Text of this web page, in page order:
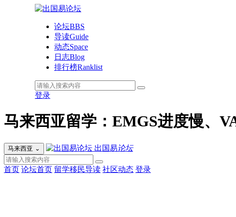
论坛BBS
导读Guide
动态Space
日志Blog
排行榜Ranklist
登录
马来西亚留学：EMGS进度慢、
马来西亚 ⌄ 出国易论坛
首页 论坛首页 留学移民导读 社区动态 登录